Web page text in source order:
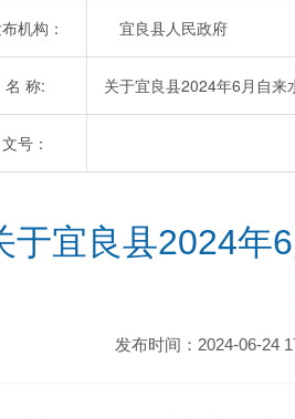
机构： 宜良县人民政府
名 称: 关于宜良县2024年6月自
文号：
于宜良县2024年
发布时间：2024-06-24